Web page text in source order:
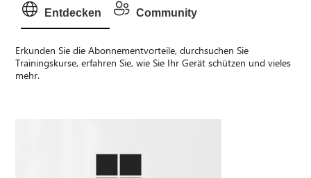
Entdecken Community
Erkunden Sie die Abonnementvorteile, durchsuchen Sie
Trainingskurse, erfahren Sie, wie Sie Ihr Gerät schützen und vieles
mehr.